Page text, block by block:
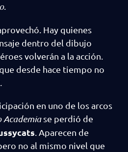
.
Hay quienes
dentro del dibujo
volverán a la acción.
desde hace tiempo no
en uno de los arcos
Academiase perdió de
. Aparecen de
no al mismo nivel que